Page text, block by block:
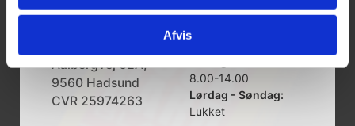
Afvis
Tajima Trading
Aalborgvej 62A,
9560 Hadsund
CVR 25974263
Åbningstider
8.00-14.00
Lørdag - Søndag:
Lukket